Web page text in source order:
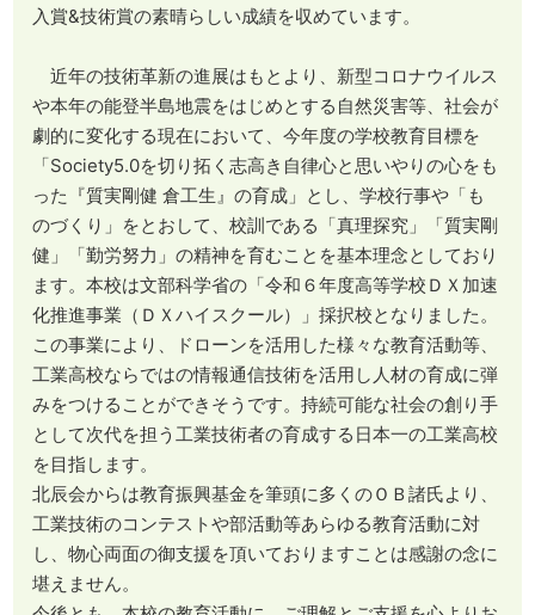
入賞&技術賞の素晴らしい成績を収めています。
近年の技術革新の進展はもとより、新型コロナウイルス
や本年の能登半島地震をはじめとする自然災害等、社会が
劇的に変化する現在において、今年度の学校教育目標を
「Society5.0を切り拓く志高き自律心と思いやりの心をも
った『質実剛健 倉工生』の育成」とし、学校行事や「も
のづくり」をとおして、校訓である「真理探究」「質実剛
健」「勤労努力」の精神を育むことを基本理念としており
ます。本校は文部科学省の「令和６年度高等学校ＤＸ加速
化推進事業（ＤＸハイスクール）」採択校となりました。
この事業により、ドローンを活用した様々な教育活動等、
工業高校ならではの情報通信技術を活用し人材の育成に弾
みをつけることができそうです。持続可能な社会の創り手
として次代を担う工業技術者の育成する日本一の工業高校
を目指します。
北辰会からは教育振興基金を筆頭に多くのＯＢ諸氏より、
工業技術のコンテストや部活動等あらゆる教育活動に対
し、物心両面の御支援を頂いておりますことは感謝の念に
堪えません。